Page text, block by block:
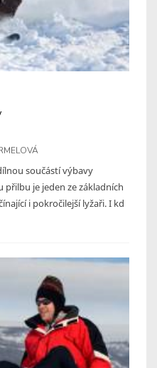
součástí výbavy
je jeden ze základních
i pokročilejší lyžaři. I kd